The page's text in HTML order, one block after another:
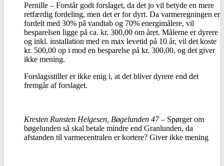
Pernille – Forstår godt forslaget, da det jo vil betyde en mere
retfærdig fordeling, men det er for dyrt. Da varmeregningen er
fordelt med 30% på vandtab og 70% energimålere, vil
besparelsen ligge på ca. kr. 300,00 om året. Målerne er dyrere
og inkl. installation med en max levetid på 10 år, vil det koste
kr. 500,00 op i mod en besparelse på kr. 300,00, og det giver
ikke mening.
Forslagsstiller er ikke enig i, at det bliver dyrere end det
fremgår af forslaget.
Kresten Runsten Helgesen, Bøgelunden 47– Spørger om
bøgelunden så skal betale mindre end Granlunden, da
afstanden til varmecentralen er kortere? Giver ikke mening